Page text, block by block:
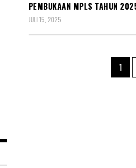
PEMBUKAAN MPLS TAHUN
JULI 15, 2025
Page
1